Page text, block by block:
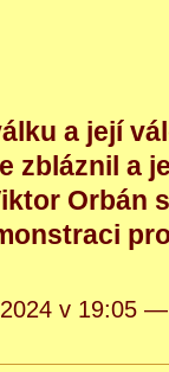
a její
zbláznil a
Orbán
v 19:05